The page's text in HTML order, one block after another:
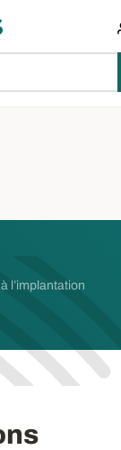
l’implantation